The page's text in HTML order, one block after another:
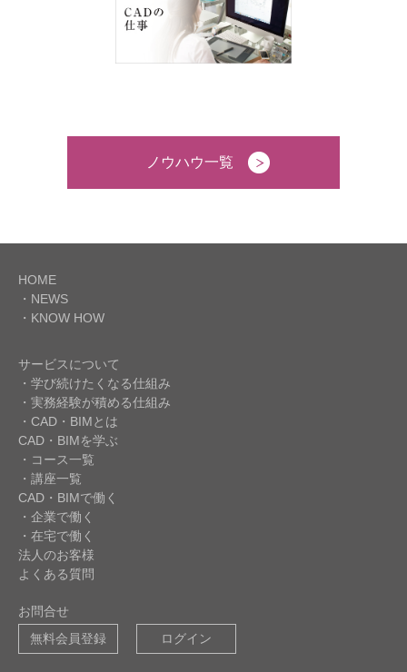
ノウハウ一覧
HOME
・NEWS
・KNOW HOW
サービスについて
・学び続けたくなる仕組み
・実務経験が積める仕組み
・CAD・BIMとは
CAD・BIMを学ぶ
・コース一覧
・講座一覧
CAD・BIMで働く
・企業で働く
・在宅で働く
法人のお客様
よくある質問
お問合せ
無料会員登録
ログイン